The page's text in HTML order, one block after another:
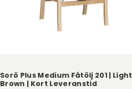
Sorö Plus Medium Fåtölj 201 | Light
Brown | Kort Leveranstid